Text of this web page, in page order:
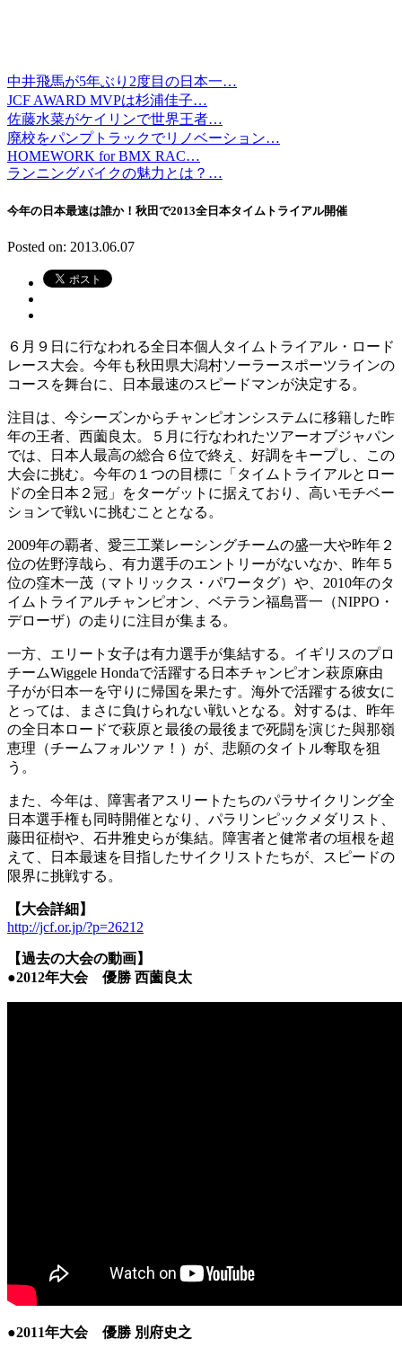
中井飛馬が5年ぶり2度目の日本一…
JCF AWARD MVPは杉浦佳子…
佐藤水菜がケイリンで世界王者…
廃校をパンプトラックでリノベーション…
HOMEWORK for BMX RAC…
ランニングバイクの魅力とは？…
今年の日本最速は誰か！秋田で2013全日本タイムトライアル開催
Posted on: 2013.06.07
６月９日に行なわれる全日本個人タイムトライアル・ロード
レース大会。今年も秋田県大潟村ソーラースポーツラインの
コースを舞台に、日本最速のスピードマンが決定する。
注目は、今シーズンからチャンピオンシステムに移籍した昨
年の王者、西薗良太。５月に行なわれたツアーオブジャパン
では、日本人最高の総合６位で終え、好調をキープし、この
大会に挑む。今年の１つの目標に「タイムトライアルとロー
ドの全日本２冠」をターゲットに据えており、高いモチベー
ションで戦いに挑むこととなる。
2009年の覇者、愛三工業レーシングチームの盛一大や昨年２
位の佐野淳哉ら、有力選手のエントリーがないなか、昨年５
位の窪木一茂（マトリックス・パワータグ）や、2010年のタ
イムトライアルチャンピオン、ベテラン福島晋一（NIPPO・
デローザ）の走りに注目が集まる。
一方、エリート女子は有力選手が集結する。イギリスのプロ
チームWiggele Hondaで活躍する日本チャンピオン萩原麻由
子がが日本一を守りに帰国を果たす。海外で活躍する彼女に
とっては、まさに負けられない戦いとなる。対するは、昨年
の全日本ロードで萩原と最後の最後まで死闘を演じた與那嶺
恵理（チームフォルツァ！）が、悲願のタイトル奪取を狙
う。
また、今年は、障害者アスリートたちのパラサイクリング全
日本選手権も同時開催となり、パラリンピックメダリスト、
藤田征樹や、石井雅史らが集結。障害者と健常者の垣根を超
えて、日本最速を目指したサイクリストたちが、スピードの
限界に挑戦する。
【大会詳細】
http://jcf.or.jp/?p=26212
【過去の大会の動画】
●2012年大会 優勝 西薗良太
●2011年大会 優勝 別府史之